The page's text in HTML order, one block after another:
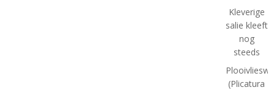
Kleverige
salie kleeft
nog
steeds
(Plicatura